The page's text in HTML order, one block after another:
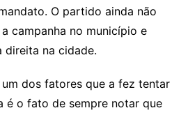
O partido ainda não
campanha no município e
direita na cidade.
dos fatores que a fez tentar
é o fato de sempre notar que